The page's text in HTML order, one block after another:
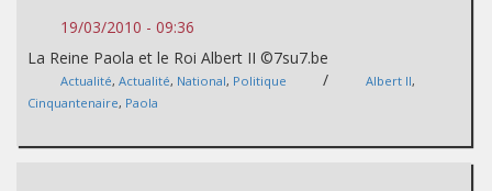
19/03/2010 - 09:36
La Reine Paola et le Roi Albert II ©7su7.be
Actualité, Actualité, National, Politique / Albert II,
Cinquantenaire, Paola